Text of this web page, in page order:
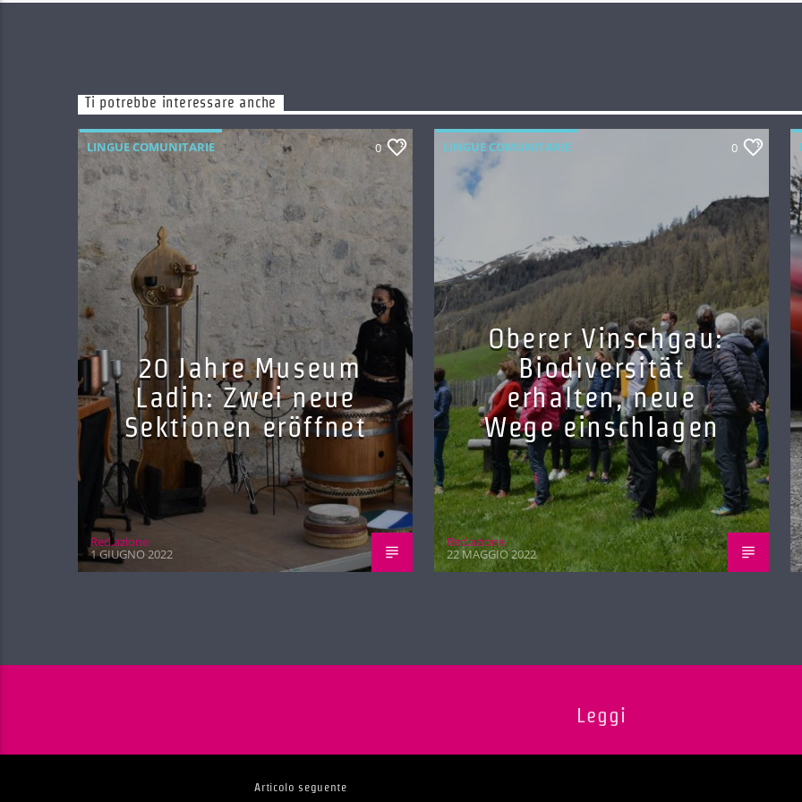
Ti potrebbe interessare anche
LINGUE COMUNITARIE 0
20 Jahre Museum
Ladin: Zwei neue
Sektionen eröffnet
Red.azione
1 GIUGNO 2022
LINGUE COMUNITARIE 0
Oberer Vinschgau:
Biodiversität
erhalten, neue
Wege einschlagen
Red.azione
22 MAGGIO 2022
Leggi
Articolo seguente